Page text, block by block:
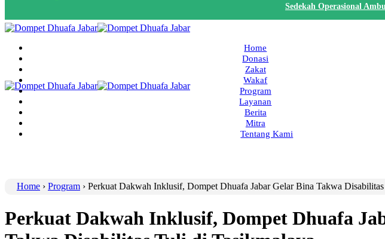
Sedekah Operasional
Home
Donasi
Zakat
Wakaf
Program
Layanan
Berita
Mitra
Tentang Kami
Home › Program › Perkuat Dakwah Inklusif, Dompet Dhuafa Jabar Gelar Bina Takwa
Perkuat Dakwah Inklusif, Dompet Dhuafa